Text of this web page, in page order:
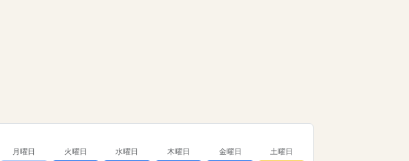
月曜日 火曜日 水曜日 木曜日 金曜日 土曜日